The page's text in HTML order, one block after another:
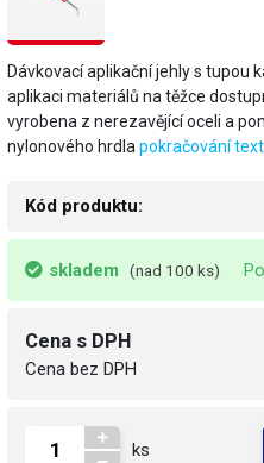
Dávkovací aplikační jehly s tupou
aplikaci materiálů na těžce
vyrobena z nerezavějící oceli a
nylonového hrdlapokračování
Kód produktu:
skladem (nad 100 ks)
Cena s DPH
Cena bez DPH
ks